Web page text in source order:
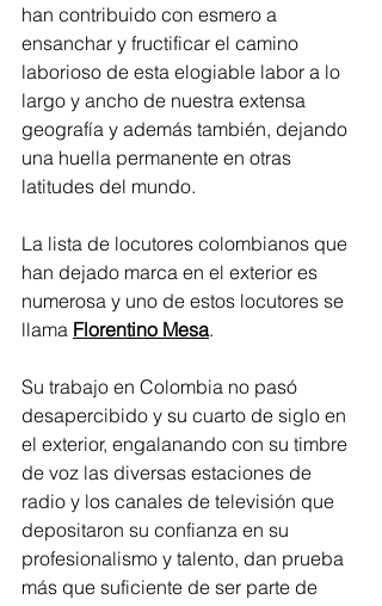
han contribuido con esmero a
ensanchar y fructificar el camino
laborioso de esta elogiable labor a lo
largo y ancho de nuestra extensa
geografía y además también, dejando
una huella permanente en otras
latitudes del mundo.
La lista de locutores colombianos que
han dejado marca en el exterior es
numerosa y uno de estos locutores se
llama Florentino Mesa.
Su trabajo en Colombia no pasó
desapercibido y su cuarto de siglo en
el exterior, engalanando con su timbre
de voz las diversas estaciones de
radio y los canales de televisión que
depositaron su confianza en su
profesionalismo y talento, dan prueba
más que suficiente de ser parte de